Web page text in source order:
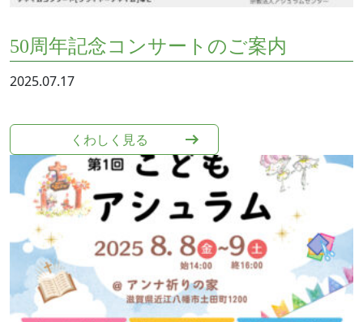
50周年記念コンサートのご案内
2025.07.17
くわしく⾒る